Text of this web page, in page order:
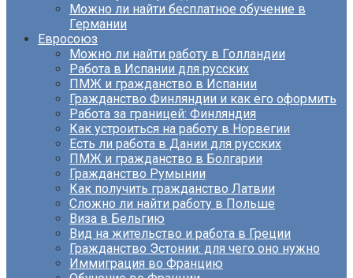
Можно ли найти бесплатное обучение в
Германии
Евросоюз
Можно ли найти работу в Голландии
Работа в Испании для русских
ПМЖ и гражданство в Испании
Гражданство Финляндии и как его оформить
Работа за границей: Финляндия
Как устроиться на работу в Норвегии
Есть ли работа в Дании для русских
ПМЖ и гражданство в Болгарии
Гражданство Румынии
Как получить гражданство Латвии
Сложно ли найти работу в Польше
Виза в Бельгию
Вид на жительство и работа в Греции
Гражданство Эстонии: для чего оно нужно
Иммиграция во Францию